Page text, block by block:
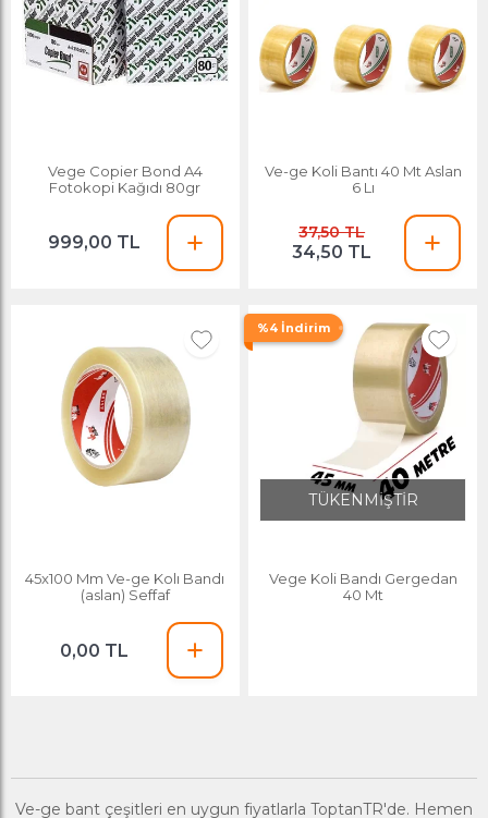
Vege Copier Bond A4
Fotokopi Kağıdı 80gr
999,00 TL
Ve-ge Koli Bantı 40 Mt Aslan
6 Lı
37,50 TL
34,50 TL
45x100 Mm Ve-ge Kolı Bandı
(aslan) Seffaf
0,00 TL
%4 İndirim
TÜKENMİŞTİR
Vege Koli Bandı Gergedan
40 Mt
Ve-ge bant çeşitleri en uygun fiyatlarla ToptanTR'de. Hemen